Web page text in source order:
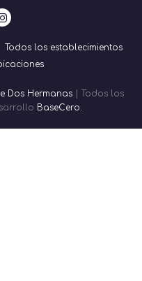
Todos los establecimientos
Dos Hermanas| Todos los
BaseCero.